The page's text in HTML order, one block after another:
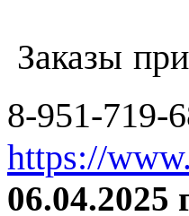
Заказы
8-951-719-
https://
06.04.2025